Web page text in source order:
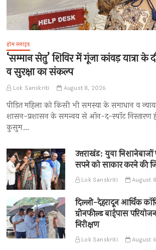
होम स्लाइड
‘सम्मान सेतु’ शिविर में गूंजा कांवड़ यात्रा के
व सुरक्षा का संकल्प
Lok Sanskriti August 8, 2026
पीड़ित महिला को किसी भी समस्या के समाधान व
शासन-प्रशासन के समन्वय से ऑन-द-स्पॉट निस्तारण
कुसुम…
उत्तराखंड: युवा
सपने को साकार करने की
Lok Sanskriti August
दिल्ली-देहरादून आर्थिक
ग्रीनफील्ड बाईपास
निरीक्षण
Lok Sanskriti August